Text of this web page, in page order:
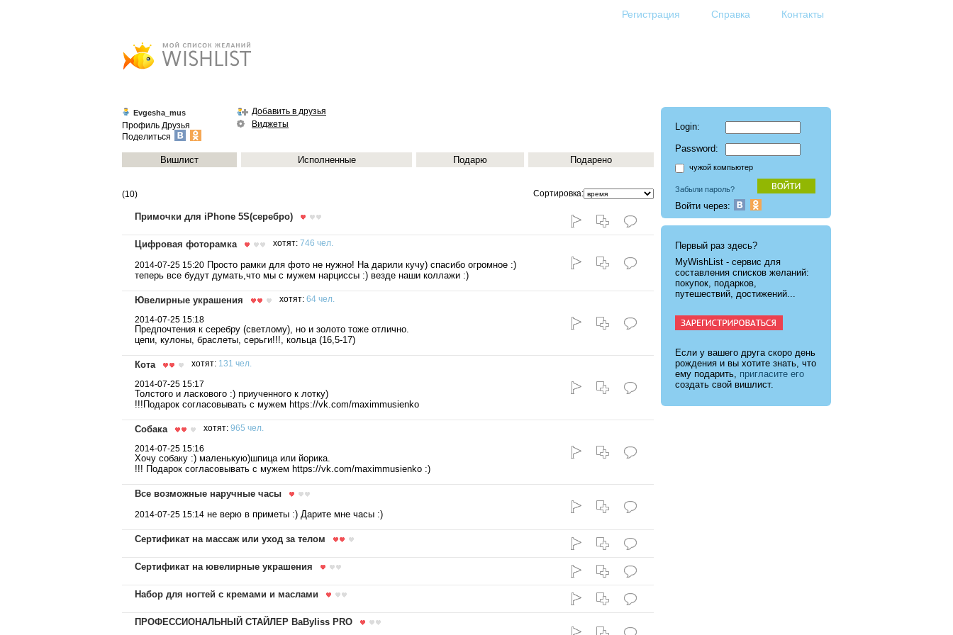
Регистрация Справка Контакты
Evgesha_mus
Профиль Друзья
Поделиться
Добавить в друзья
Виджеты
Вишлист Исполненные Подарю Подарено
(10) Сортировка:
Примочки для iPhone 5S(серебро)
Цифровая фоторамка хотят: 746 чел.
2014-07-25 15:20 Просто рамки для фото не нужно! На дарили кучу) спасибо огромное :)
теперь все будут думать,что мы с мужем нарциссы :) везде наши коллажи :)
Ювелирные украшения хотят: 64 чел.
2014-07-25 15:18
Предпочтения к серебру (светлому), но и золото тоже отлично.
цепи, кулоны, браслеты, серьги!!!, кольца (16,5-17)
Кота хотят: 131 чел.
2014-07-25 15:17
Толстого и ласкового :) приученного к лотку)
!!!Подарок согласовывать с мужем https://vk.com/maximmusienko
Собака хотят: 965 чел.
2014-07-25 15:16
Хочу собаку :) маленькую)шпица или йорика.
!!! Подарок согласовывать с мужем https://vk.com/maximmusienko :)
Все возможные наручные часы
2014-07-25 15:14 не верю в приметы :) Дарите мне часы :)
Сертификат на массаж или уход за телом
Сертификат на ювелирные украшения
Набор для ногтей с кремами и маслами
ПРОФЕССИОНАЛЬНЫЙ СТАЙЛЕР BaByliss PRO
Login:
Password:
чужой компьютер
Забыли пароль?
Войти через:
Первый раз здесь?
MyWishList - cервис для
составления списков желаний:
покупок, подарков,
путешествий, достижений...
Если у вашего друга скоро день
рождения и вы хотите знать, что
ему подарить, пригласите его
создать свой вишлист.